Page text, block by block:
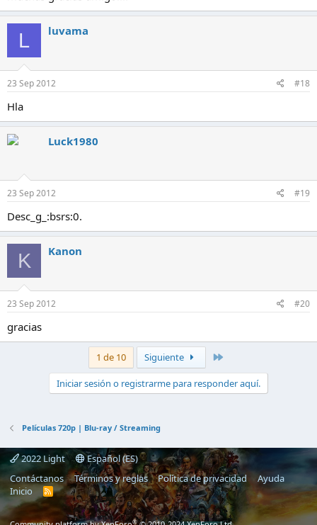
L luvama
23 Sep 2012 #18
Hla
Luck1980
23 Sep 2012 #19
Desc_g_:bsrs:0.
K Kanon
23 Sep 2012 #20
gracias
1 de 10 Siguiente
Iniciar sesión o registrarme para responder aquí.
Películas 720p | Blu-ray / Streaming
2022 Light
Español (ES)
Contáctanos
Términos y reglas Política de privacidad
Ayuda
Inicio
R
S
®